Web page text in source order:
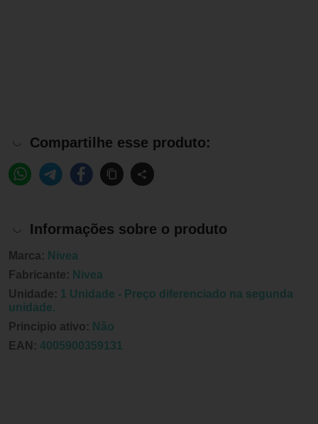
Compartilhe esse produto:
Informações sobre o produto
Marca: Nivea
Fabricante: Nivea
Unidade: 1 Unidade - Preço diferenciado na segunda
unidade.
Principio ativo: Não
EAN: 4005900359131